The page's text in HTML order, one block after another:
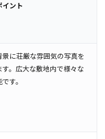
イント
に荘厳な雰囲気の写真を
。広大な敷地内で様々な
す。